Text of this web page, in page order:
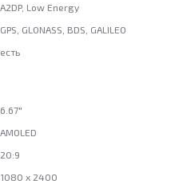
A2DP, Low Energy
GPS, GLONASS, BDS, GALILEO
есть
6.67"
AMOLED
20:9
1080 x 2400